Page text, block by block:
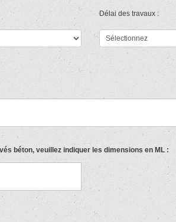
Délai des travaux :
béton, veuillez indiquer les dimensions en ML :